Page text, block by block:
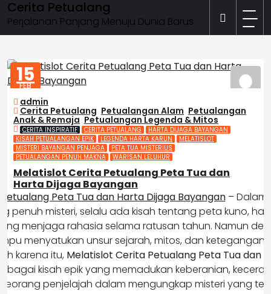
Skip
to
content
Cerita Petualang
Perjalanan Panjang Menuju Dunia Barus
15
FEB
admin
Cerita Petualang Petualangan Alam Petualangan
Anak & Remaja Petualangan Legenda & Mitos
CERITA INSPIRATIF CERITA PETUALANG
HARTA DIJAGA BAYANGAN
KISAH PETUALANGAN EPIK
LEGENDA HARTA KARUN
MELATISLOT
MISTERI BAYANGAN PENJAGA
PETA TUA MISTERIUS
PETUALANGAN PENUH MAKNA
WARISAN LELUHUR
Melatislot Cerita Petualang Peta Tua dan
Harta Dijaga Bayangan
Peta Tua dan Harta Dijaga Bayangan– Dalam
penuh misteri, selalu ada kisah tentang peta kuno,
menjaga rahasia selama ratusan tahun. Namun
menyatukan unsur sejarah, mitos, dan ketegangan
karena itu, Melatislot Cerita Petualang Peta Tua dan
kisah epik yang memadukan keberanian,
penjelajah dalam mengungkap misteri yang